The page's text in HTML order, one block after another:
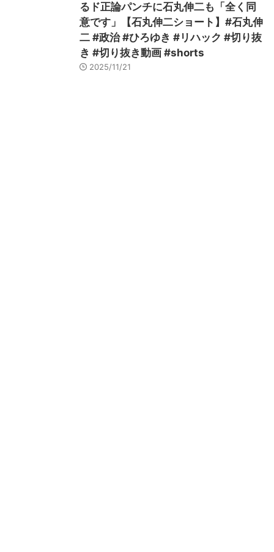
るド正論パンチに石丸伸二も「全く同
意です」【石丸伸二ショート】#石丸伸
二 #政治 #ひろゆき #リハック #切り抜
き #切り抜き動画 #shorts
2025/11/21